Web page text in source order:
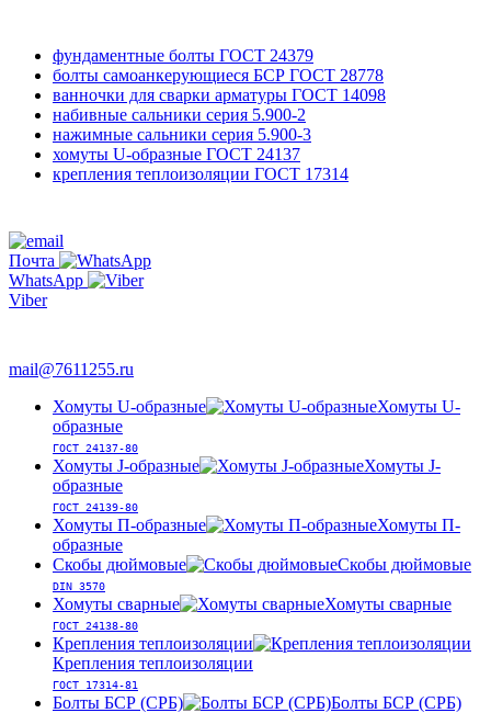
фундаментные болты ГОСТ 24379
болты самоанкерующиеся БСР ГОСТ 28778
ванночки для сварки арматуры ГОСТ 14098
набивные сальники серия 5.900-2
нажимные сальники серия 5.900-3
хомуты U-образные ГОСТ 24137
крепления теплоизоляции ГОСТ 17314
Почта
WhatsApp
Viber
mail@7611255.ru
Хомуты U-образные
Хомуты U-
образные
ГОСТ 24137-80
Хомуты J-образные
Хомуты J-
образные
ГОСТ 24139-80
Хомуты П-образные
Хомуты П-
образные
Скобы дюймовые
Скобы дюймовые
DIN 3570
Хомуты сварные Хомуты сварные
ГОСТ 24138-80
Крепления теплоизоляции
Крепления теплоизоляции
ГОСТ 17314-81
Болты БСР (СРБ) Болты БСР (СРБ)